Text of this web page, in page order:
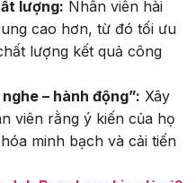
lượng: Nhân viên hài
cao hơn, từ đó tối ưu
lượng kết quả công
– hành động”: Xây
viên rằng ý kiến của họ
minh bạch và cải tiến